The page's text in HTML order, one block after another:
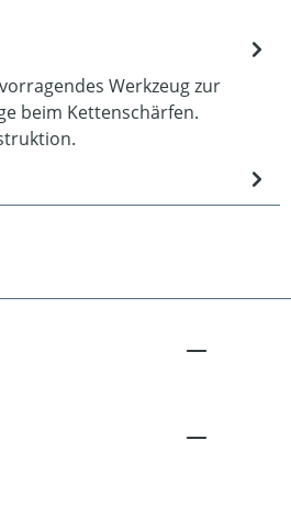
Werkzeug zur
beim Kettenschärfen.